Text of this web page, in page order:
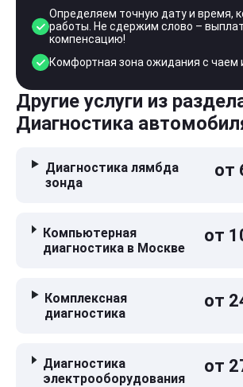
Определяем точную дату и время,
работы. Не сдержим слово –
компенсацию!
Комфортная зона ожидания с чаем
Другие услуги из
Диагностика
Диагностика лямбда
зонда
от
Компьютерная
диагностика в Москве
от
Комплексная
диагностика
от
Диагностика
электрооборудования
от